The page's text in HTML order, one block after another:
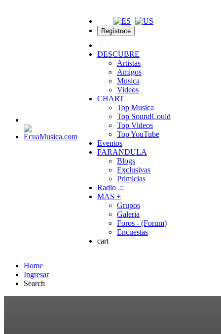
Regístrate
DESCUBRE
Artistas
Amigos
Musica
Videos
CHART
Top Musica
Top SoundCould
Top Videos
Top YouTube
Eventos
FARANDULA
Blogs
Exclusivas
Primicias
Radio .::
MAS +
Grupos
Galeria
Foros - (Forum)
Encuestas
cart
Home
Ingresar
Search